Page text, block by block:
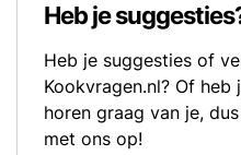
Heb je
Heb je suggesties of
Kookvragen.nl? Of
horen graag van je,
met ons op!